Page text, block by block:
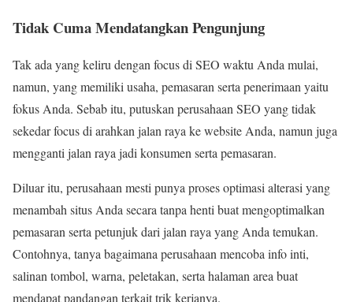
Tidak Cuma Mendatangkan Pengunjung
Tak ada yang keliru dengan focus di SEO waktu Anda mulai,
namun, yang memiliki usaha, pemasaran serta penerimaan yaitu
fokus Anda. Sebab itu, putuskan perusahaan SEO yang tidak
sekedar focus di arahkan jalan raya ke website Anda, namun juga
mengganti jalan raya jadi konsumen serta pemasaran.
Diluar itu, perusahaan mesti punya proses optimasi alterasi yang
menambah situs Anda secara tanpa henti buat mengoptimalkan
pemasaran serta petunjuk dari jalan raya yang Anda temukan.
Contohnya, tanya bagaimana perusahaan mencoba info inti,
salinan tombol, warna, peletakan, serta halaman area buat
mendapat pandangan terkait trik kerjanya.